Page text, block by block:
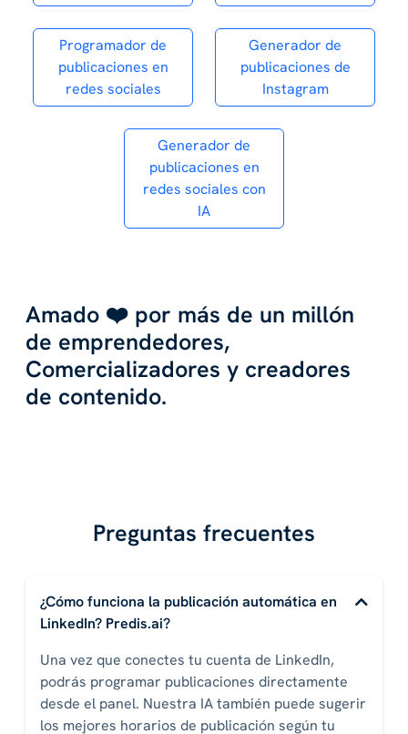
Programador de
publicaciones en
redes sociales
Generador de
publicaciones de
Instagram
Generador de
publicaciones en
redes sociales con
IA
Amado ❤️ por más de un millón
de emprendedores,
Comercializadores y creadores
de contenido.
Preguntas frecuentes
¿Cómo funciona la publicación automática en
LinkedIn? Predis.ai?
Una vez que conectes tu cuenta de LinkedIn,
podrás programar publicaciones directamente
desde el panel. Nuestra IA también puede sugerir
los mejores horarios de publicación según tu